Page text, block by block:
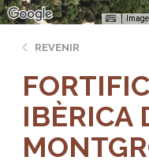
REVENIR
IBÈRICA